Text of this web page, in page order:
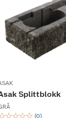
Splittblokk
☆☆☆☆ (0)